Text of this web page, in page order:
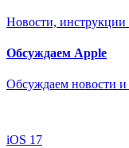
Новости, инструкции
Обсуждаем Apple
Обсуждаем новости
iOS 17